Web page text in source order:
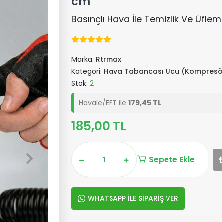
Basınçlı Hava İle Temizlik Ve
Marka: Rtrmax
Kategori: Hava Tabancası Ucu
Stok: 2
Havale/EFT ile 179,45 TL
185,00 TL
Sepete Ekle
WHATSAPP İLE SİPARİŞ VER